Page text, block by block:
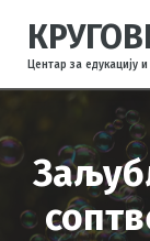
ч
н
а
Центар за едукацију